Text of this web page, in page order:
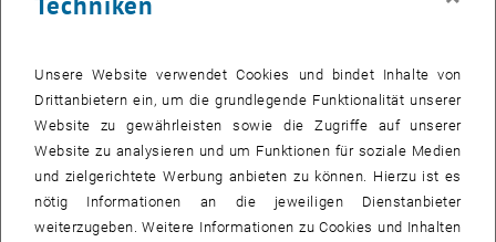
Veranstaltungstyp:
KONFERENZ
Veranstaltungsort:TU Wien, 1040 Wien
28 Juli 2026
28
JULI 26
16:00-bis
17:00
Unsere Website verwendet Cookies und bindet Inhalte von
Drittanbietern ein, um die grundlegende Funktionalität unserer
Website zu gewährleisten sowie die Zugriffe auf unserer
Website zu analysieren und um Funktionen für soziale Medien
und zielgerichtete Werbung anbieten zu können. Hierzu ist es
nötig Informationen an die jeweiligen Dienstanbieter
weiterzugeben. Weitere Informationen zu Cookies und Inhalten